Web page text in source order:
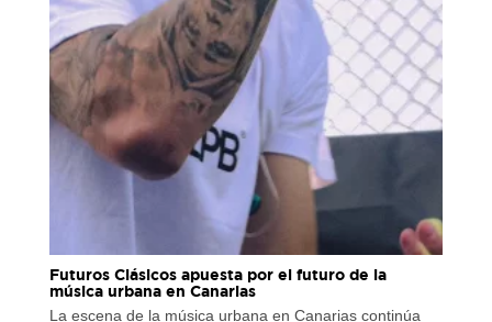
Futuros Clásicos apuesta por el futuro de la
música urbana en Canarias
La escena de la música urbana en Canarias continúa